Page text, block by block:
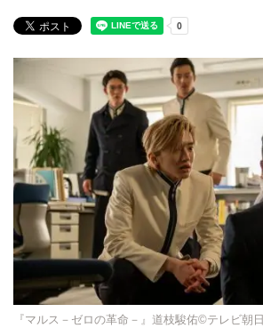
『マルス－ゼロの革命－』道枝駿佑©テレビ朝日